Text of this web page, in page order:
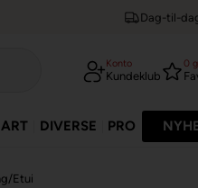
Dag-til-
Konto
Kundeklub
0
DIVERSE PRO
Etui